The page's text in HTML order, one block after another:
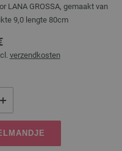
LANA GROSSA, gemaakt van
9,0 lengte 80cm
verzendkosten